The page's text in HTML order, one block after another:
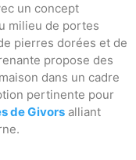
un concept
milieu de portes
pierres dorées et de
propose des
dans un cadre
pertinente pour
de Givors alliant